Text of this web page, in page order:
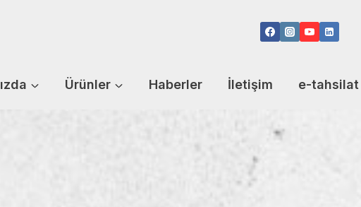
Ürünler Haberler İletişim e-tahsilat